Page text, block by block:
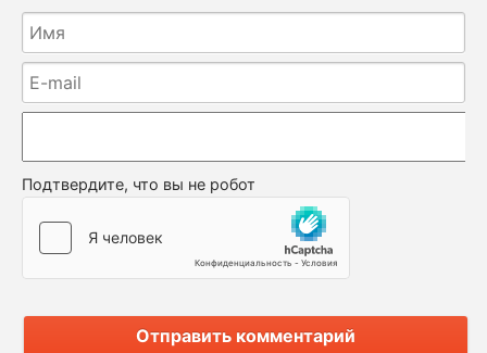
Подтвердите, что вы не робот
Отправить комментарий